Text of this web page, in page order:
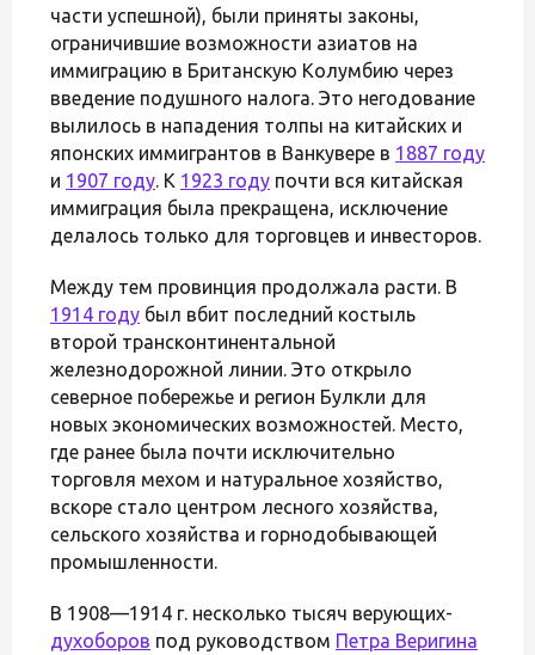
части успешной), были приняты законы,
ограничившие возможности азиатов на
иммиграцию в Британскую Колумбию через
введение подушного налога. Это негодование
вылилось в нападения толпы на китайских и
японских иммигрантов в Ванкувере в 1887 году
и 1907 году. К 1923 году почти вся китайская
иммиграция была прекращена, исключение
делалось только для торговцев и инвесторов.
Между тем провинция продолжала расти. В
1914 году был вбит последний костыль
второй трансконтинентальной
железнодорожной линии. Это открыло
северное побережье и регион Булкли для
новых экономических возможностей. Место,
где ранее была почти исключительно
торговля мехом и натуральное хозяйство,
вскоре стало центром лесного хозяйства,
сельского хозяйства и горнодобывающей
промышленности.
В 1908—1914 г. несколько тысяч верующих-
духоборов под руководством Петра Веригина